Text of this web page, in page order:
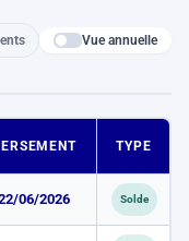
Vue annuelle
TYPE
06/2026 Solde